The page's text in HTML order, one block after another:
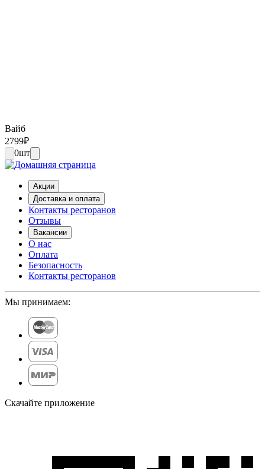
Вайб
2799₽
0шт
Акции
Доставка и оплата
Контакты ресторанов
Отзывы
Вакансии
О нас
Оплата
Безопасность
Контакты ресторанов
Мы принимаем:
Скачайте приложение